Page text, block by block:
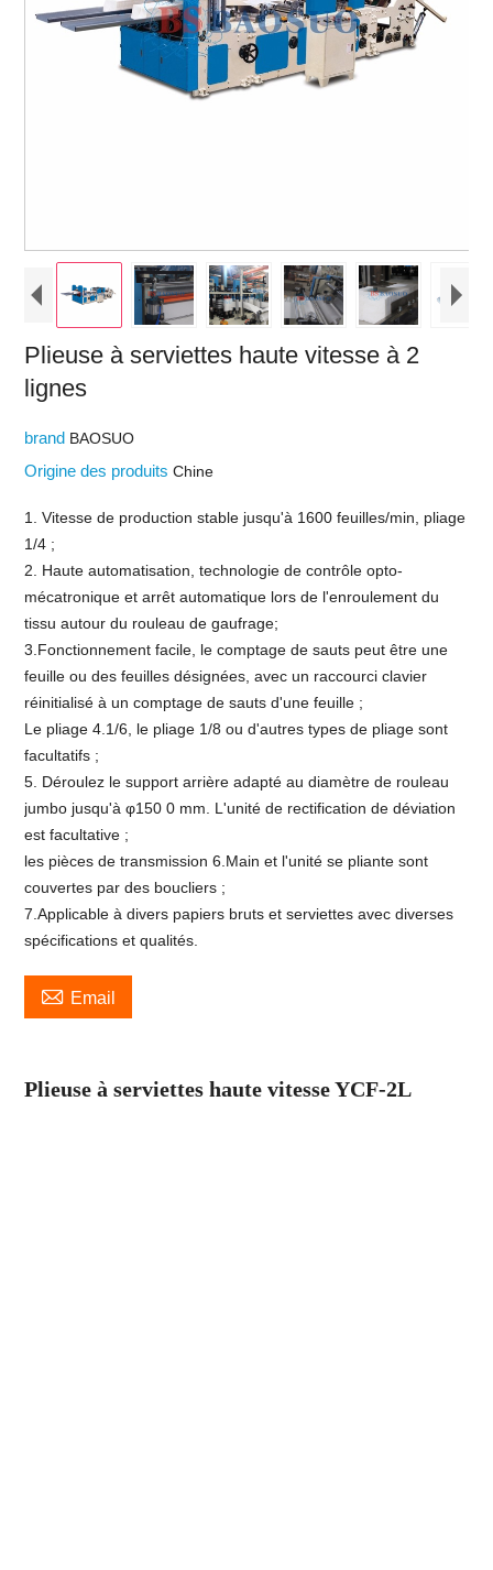
Plieuse à serviettes haute vitesse à 2
lignes
brand BAOSUO
Origine des produitsChine
1. Vitesse de production stable jusqu'à 1600 feuilles/min, pliage
1/4 ;
2. Haute automatisation, technologie de contrôle opto-
mécatronique et arrêt automatique lors de l'enroulement du
tissu autour du rouleau de gaufrage;
3.Fonctionnement facile, le comptage de sauts peut être une
feuille ou des feuilles désignées, avec un raccourci clavier
réinitialisé à un comptage de sauts d'une feuille ;
Le pliage 4.1/6, le pliage 1/8 ou d'autres types de pliage sont
facultatifs ;
5. Déroulez le support arrière adapté au diamètre de rouleau
jumbo jusqu'à φ150 0 mm. L'unité de rectification de déviation
est facultative ;
les pièces de transmission 6.Main et l'unité se pliante sont
couvertes par des boucliers ;
7.Applicable à divers papiers bruts et serviettes avec diverses
spécifications et qualités.
 Email
Plieuse à serviettes haute vitesse YCF-2L